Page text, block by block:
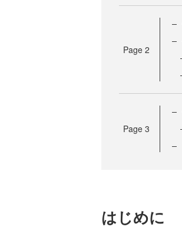
Page 2
Page 3
はじめに